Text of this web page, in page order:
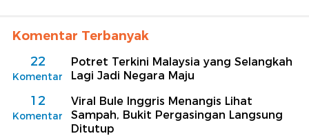
Komentar Terbanyak
22
Komentar
Potret Terkini Malaysia yang Selangkah
Lagi Jadi Negara Maju
12
Komentar
Viral Bule Inggris Menangis Lihat
Sampah, Bukit Pergasingan Langsung
Ditutup